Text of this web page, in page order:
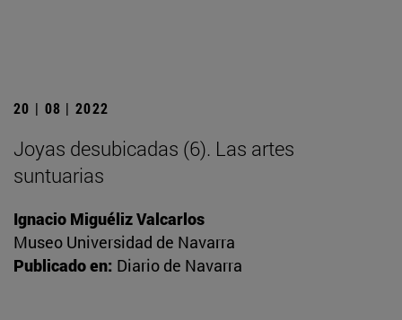
20 | 08 | 2022
Joyas desubicadas (6). Las artes
suntuarias
Ignacio Miguéliz Valcarlos
Museo Universidad de Navarra
Publicado en: Diario de Navarra